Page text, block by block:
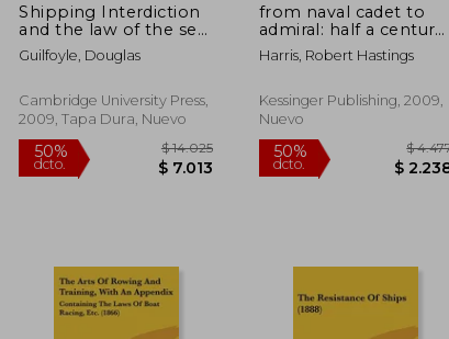
Shipping Interdiction
and the law of the sea
(Cambridge Studies in
International and
Inglés)
Guilfoyle, Douglas
Cambridge University Press,
2009, Tapa Dura, Nuevo
from naval cadet to
admiral: half a century
of naval service and
sport in many parts of
Inglés)
Harris, Robert Hastings
Kessinger Publishing, 2009,
Nuevo